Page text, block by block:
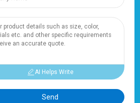
Nanxiang Town, 201802,
AI Helps Write
Send